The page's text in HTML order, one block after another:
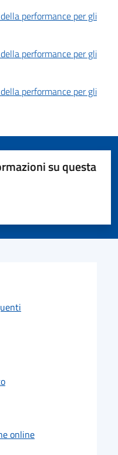
performance per gli
performance per gli
performance per gli
su questa
5
online